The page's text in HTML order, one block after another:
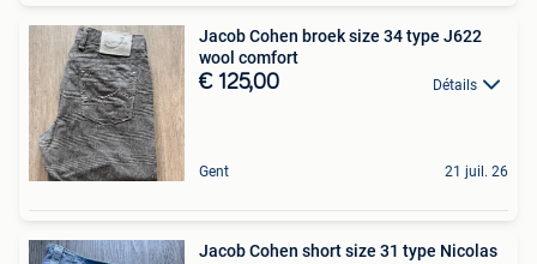
Jacob Cohen broek size 34 type J622
wool comfort
€ 125,00 Détails
Gent 21 juil. 26
Jacob Cohen short size 31 type Nicolas